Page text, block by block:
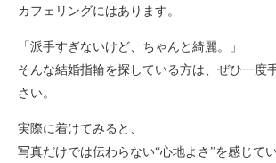
カフェリングにはあります。
「派手すぎないけど、ちゃんと綺麗。」
そんな結婚指輪を探している方は、ぜひ一度
さい。
実際に着けてみると、
写真だけでは伝わらない“心地よさ”を感じて